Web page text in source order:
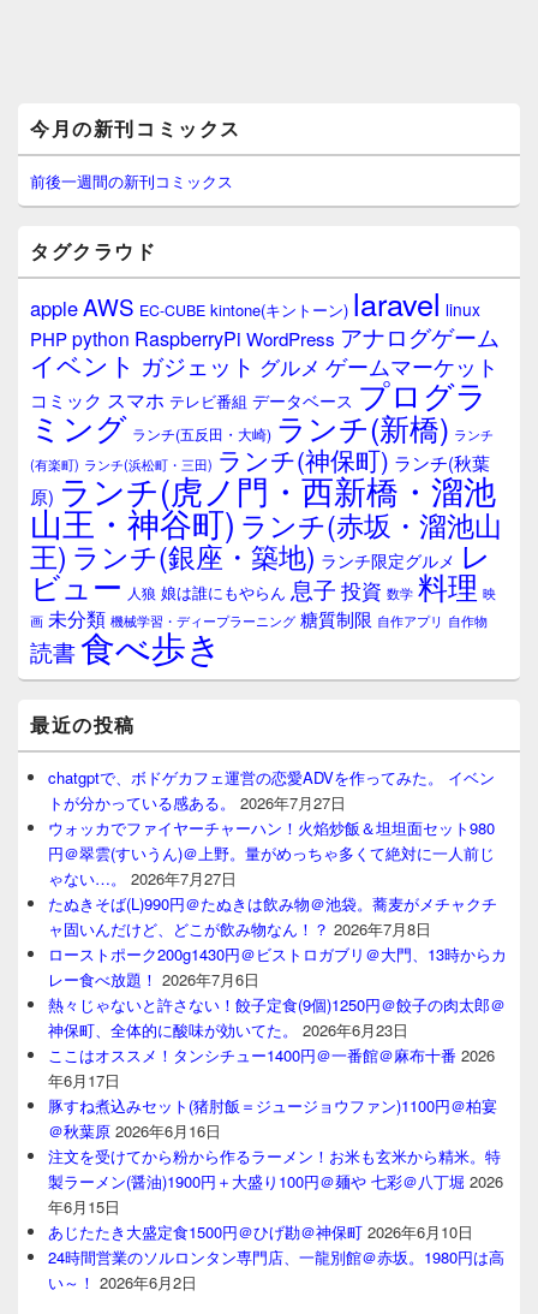
イ
ン
サ
イ
ウ
ィ
ジ
ェ
ア
今月の新刊コミックス
前後一週間の新刊コミックス
タグクラウド
appleAWS EC-CUBE kintone(キントーン) laravel linux
PHPpython RaspberryPi WordPress アナログゲーム
イベント ガジェット グルメ ゲームマーケット
コミック スマホ テレビ番組 データベース プログラ
ミング ランチ(五反田・大崎) ランチ(新橋) ランチ
(有楽町) ランチ(浜松町・三田) ランチ(神保町) ランチ(秋葉
原) ランチ(虎ノ門・西新橋・溜池
山王・神谷町) ランチ(赤坂・溜池山
王) ランチ(銀座・築地) ランチ限定グルメ レ
ビュー 人狼 娘は誰にもやらん 息子 投資 数学 料理 映
画 未分類 機械学習・ディープラーニング 糖質制限 自作アプリ 自作物
読書食べ歩き
最近の投稿
chatgptで、ボドゲカフェ運営の恋愛ADVを作ってみた。 イベン
トが分かっている感ある。
2026年7月27日
ウォッカでファイヤーチャーハン！火焰炒飯＆坦坦面セット980
円＠翠雲(すいうん)＠上野。量がめっちゃ多くて絶対に一人前じ
ゃない…。
2026年7月27日
たぬきそば(L)990円＠たぬきは飲み物＠池袋。蕎麦がメチャクチ
ャ固いんだけど、どこが飲み物なん！？ 2026年7月8日
ローストポーク200g1430円＠ビストロガブリ＠大門、13時からカ
レー食べ放題！ 2026年7月6日
熱々じゃないと許さない！餃子定食(9個)1250円＠餃子の肉太郎＠
神保町、全体的に酸味が効いてた。
2026年6月23日
ここはオススメ！タンシチュー1400円＠一番館＠麻布十番 2026
年6月17日
豚すね煮込みセット(猪肘飯＝ジュージョウファン)1100円＠柏宴
＠秋葉原 2026年6月16日
注文を受けてから粉から作るラーメン！お米も玄米から精米。特
製ラーメン(醤油)1900円＋大盛り100円＠麺や 七彩＠八丁堀 2026
年6月15日
あじたたき大盛定食1500円＠ひげ勘＠神保町 2026年6月10日
24時間営業のソルロンタン専門店、一龍別館＠赤坂。1980円は高
い～！ 2026年6月2日